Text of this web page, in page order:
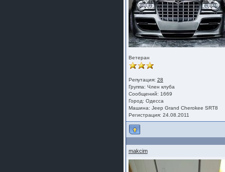
Ветеран
Репутация: 28
Группа: Член клуба
Сообщений: 1669
Город: Одесса
Машина: Jeep Grand Cherokee SRT8
Регистрация: 24.08.2011
makcim